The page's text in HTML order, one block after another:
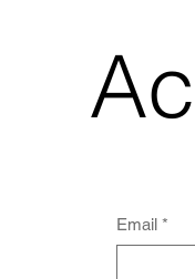
Email *